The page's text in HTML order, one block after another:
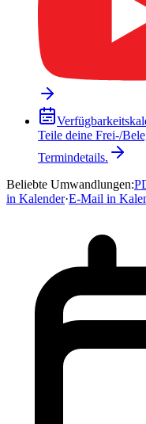
Teile deine Frei-/
Termindetails.
Beliebte Umwandlungen:
in Kalender·E-Mail in